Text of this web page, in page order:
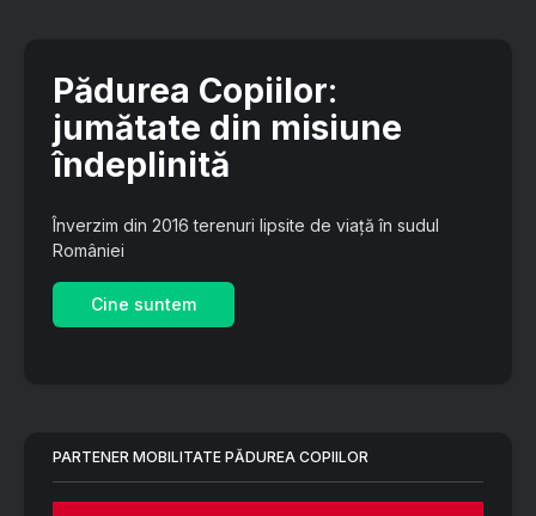
Pădurea Copiilor:
jumătate din misiune
îndeplinită
Înverzim din 2016 terenuri lipsite de viață în sudul
României
Cine suntem
PARTENER MOBILITATE PĂDUREA COPIILOR